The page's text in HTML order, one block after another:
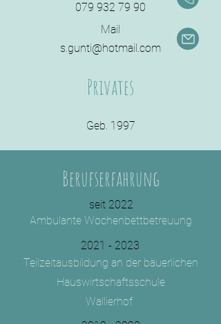
079 932 79 90
Mail
s.gunti@hotmail.com
Privates
Geb. 1997
Berufserfahrung
seit 2022
Ambulante Wochenbettbetreuung
2021 - 2023
Teilzeitausbildung an der bäuerlichen
Hauswirtschaftsschule
Wallierhof